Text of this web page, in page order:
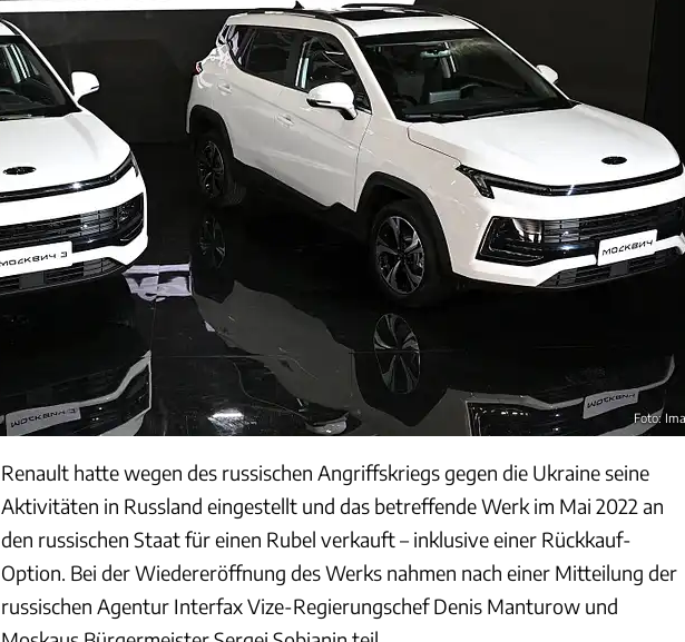
Foto:
Renault hatte wegen des russischen Angriffskriegs gegen die Ukraine seine
Aktivitäten in Russland eingestellt und das betreffende Werk im Mai 2022 an
den russischen Staat für einen Rubel verkauft – inklusive einer Rückkauf-
Option. Bei der Wiedereröffnung des Werks nahmen nach einer Mitteilung der
russischen Agentur Interfax Vize-Regierungschef Denis Manturow und